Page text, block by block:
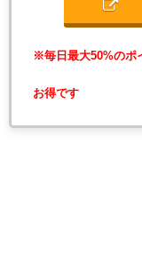
※毎日最大50%のポ
お得です